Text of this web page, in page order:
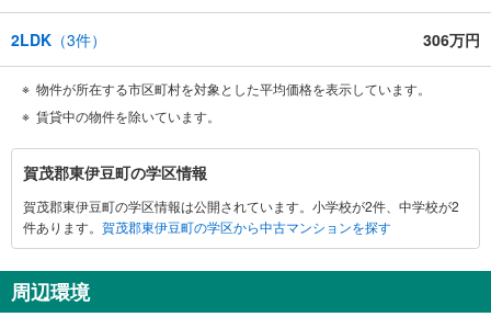
2LDK （3件） 306万円
物件が所在する市区町村を対象とした平均価格を表示しています。
賃貸中の物件を除いています。
賀
茂
郡
東
豆
町
賀茂郡東伊豆町の学区情報
賀茂郡東伊豆町の学区情報は公開されています。小学校が2件、中学校が2
件あります。 賀茂郡東伊豆町の学区から中古マンションを探す
周辺環境